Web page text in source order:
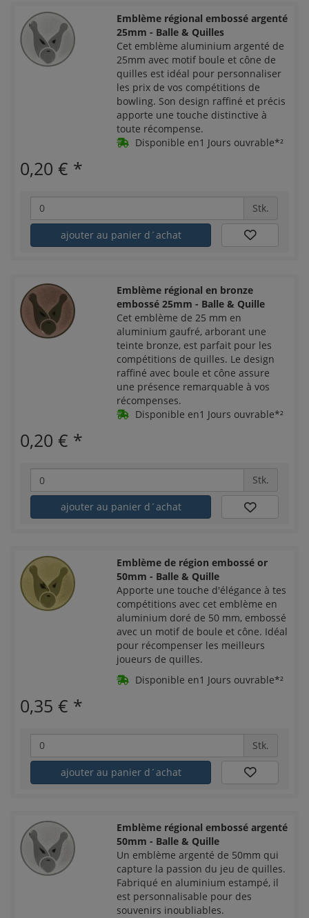
Emblème régional embossé argenté
25mm - Balle & Quilles
Cet emblème aluminium argenté de
25mm avec motif boule et cône de
quilles est idéal pour personnaliser
les prix de vos compétitions de
bowling. Son design raffiné et précis
apporte une touche distinctive à
toute récompense.
Disponible en1 Jours ouvrable*²
0,20 € *
Stk.
ajouter au panier d´achat
Emblème régional en bronze
embossé 25mm - Balle & Quille
Cet emblème de 25 mm en
aluminium gaufré, arborant une
teinte bronze, est parfait pour les
compétitions de quilles. Le design
raffiné avec boule et cône assure
une présence remarquable à vos
récompenses.
Disponible en1 Jours ouvrable*²
0,20 € *
Stk.
ajouter au panier d´achat
Emblème de région embossé or
50mm - Balle & Quille
Apporte une touche d'élégance à tes
compétitions avec cet emblème en
aluminium doré de 50 mm, embossé
avec un motif de boule et cône. Idéal
pour récompenser les meilleurs
joueurs de quilles.
Disponible en1 Jours ouvrable*²
0,35 € *
Stk.
ajouter au panier d´achat
Emblème régional embossé argenté
50mm - Balle & Quille
Un emblème argenté de 50mm qui
capture la passion du jeu de quilles.
Fabriqué en aluminium estampé, il
est personnalisable pour des
souvenirs inoubliables.